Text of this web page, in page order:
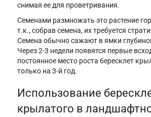
снимая ее для проветривания.
Семенами размножать это растение
т.к., собрав семена, их требуется
Семена обычно сажают в ямки
Через 2-3 недели появятся первые
постоянное место роста бересклет
только на 3-й год.
Использование
крылатого в